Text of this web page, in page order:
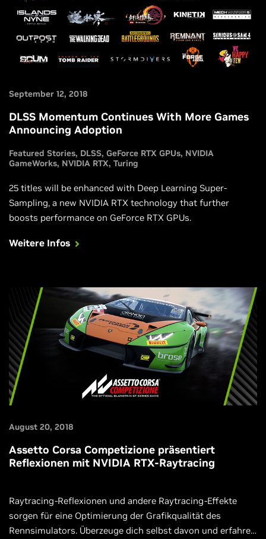
September 12, 2018
DLSS Momentum Continues With More Games
Announcing Adoption
Featured Stories DLSS GeForce RTX GPUs NVIDIA
GameWorks NVIDIA RTX Turing
25 titles will be enhanced with Deep Learning Super-
Sampling, a new NVIDIA RTX technology that further
boosts performance on GeForce RTX GPUs.
Weitere Infos
August 20, 2018
Assetto Corsa Competizione präsentiert
Reflexionen mit NVIDIA RTX-Raytracing
Raytracing-Reflexionen und andere Raytracing-Effekte
sorgen für eine Optimierung der Grafikqualität des
Rennsimulators. Überzeuge dich selbst davon und erfahre